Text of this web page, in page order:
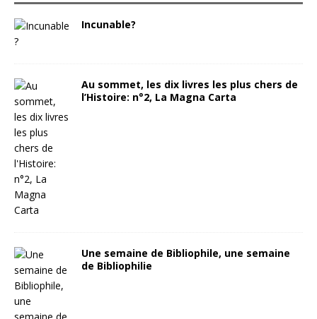
Incunable?
Au sommet, les dix livres les plus chers de
l’Histoire: n°2, La Magna Carta
Une semaine de Bibliophile, une semaine
de Bibliophilie